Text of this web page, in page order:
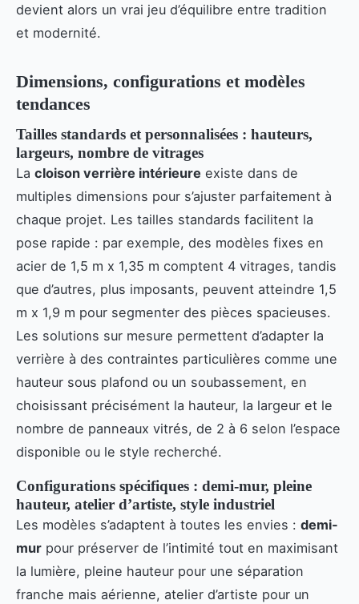
devient alors un vrai jeu d’équilibre entre tradition
et modernité.
Dimensions, configurations et modèles
tendances
Tailles standards et personnalisées : hauteurs,
largeurs, nombre de vitrages
La cloison verrière intérieure existe dans de
multiples dimensions pour s’ajuster parfaitement à
chaque projet. Les tailles standards facilitent la
pose rapide : par exemple, des modèles fixes en
acier de 1,5 m x 1,35 m comptent 4 vitrages, tandis
que d’autres, plus imposants, peuvent atteindre 1,5
m x 1,9 m pour segmenter des pièces spacieuses.
Les solutions sur mesure permettent d’adapter la
verrière à des contraintes particulières comme une
hauteur sous plafond ou un soubassement, en
choisissant précisément la hauteur, la largeur et le
nombre de panneaux vitrés, de 2 à 6 selon l’espace
disponible ou le style recherché.
Configurations spécifiques : demi-mur, pleine
hauteur, atelier d’artiste, style industriel
Les modèles s’adaptent à toutes les envies : demi-
mur pour préserver de l’intimité tout en maximisant
la lumière, pleine hauteur pour une séparation
franche mais aérienne, atelier d’artiste pour un